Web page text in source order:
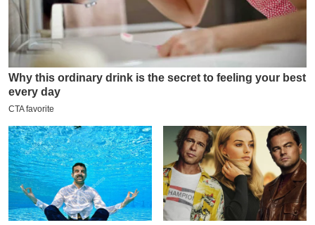
खे
ल
क्रि
के
ट
I
P
L
2
0
6